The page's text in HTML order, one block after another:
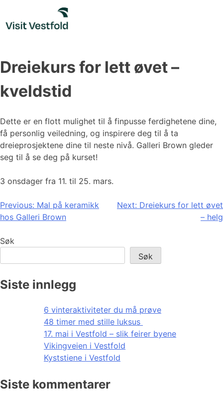
content
Dreiekurs for lett øvet –
kveldstid
Dette er en flott mulighet til å finpusse ferdighetene dine,
få personlig veiledning, og inspirere deg til å ta
dreieprosjektene dine til neste nivå. Galleri Brown gleder
seg til å se deg på kurset!
3 onsdager fra 11. til 25. mars.
Innleggsnavigasjon
Previous: Mal på keramikk
hos Galleri Brown
Next: Dreiekurs for lett øvet
– helg
Søk
Søk
Siste innlegg
6 vinteraktiviteter du må prøve
48 timer med stille luksus
17. mai i Vestfold – slik feirer byene
Vikingveien i Vestfold
Kyststiene i Vestfold
Siste kommentarer